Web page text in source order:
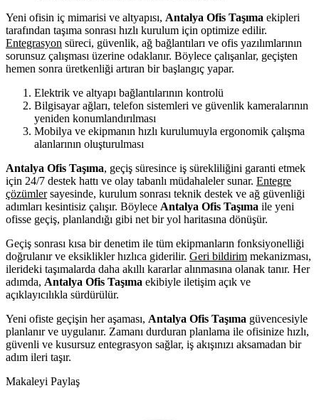
Yeni ofisin iç mimarisi ve altyapısı, Antalya Ofis Taşıma ekipleri
tarafından taşıma sonrası hızlı kurulum için optimize edilir.
Entegrasyon süreci, güvenlik, ağ bağlantıları ve ofis yazılımlarının
sorunsuz çalışması üzerine odaklanır. Böylece çalışanlar, geçişten
hemen sonra üretkenliği artıran bir başlangıç yapar.
Elektrik ve altyapı bağlantılarının kontrolü
Bilgisayar ağları, telefon sistemleri ve güvenlik kameralarının
yeniden konumlandırılması
Mobilya ve ekipmanın hızlı kurulumuyla ergonomik çalışma
alanlarının oluşturulması
Antalya Ofis Taşıma, geçiş süresince iş sürekliliğini garanti etmek
için 24/7 destek hattı ve olay tabanlı müdahaleler sunar. Entegre
çözümlersayesinde, kurulum sonrası teknik destek ve ağ güvenliği
adımları kesintisiz çalışır. Böylece Antalya Ofis Taşıma ile yeni
ofisse geçiş, planlandığı gibi net bir yol haritasına dönüşür.
Geçiş sonrası kısa bir denetim ile tüm ekipmanların fonksiyonelliği
doğrulanır ve eksiklikler hızlıca giderilir. Geri bildirim mekanizması,
ilerideki taşımalarda daha akıllı kararlar alınmasına olanak tanır. Her
adımda, Antalya Ofis Taşıma ekibiyle iletişim açık ve
açıklayıcılıkla sürdürülür.
Yeni ofiste geçişin her aşaması, Antalya Ofis Taşıma güvencesiyle
planlanır ve uygulanır. Zamanı durduran planlama ile ofisinize hızlı,
güvenli ve kusursuz entegrasyon sağlar, iş akışınızı aksamadan bir
adım ileri taşır.
Makaleyi Paylaş